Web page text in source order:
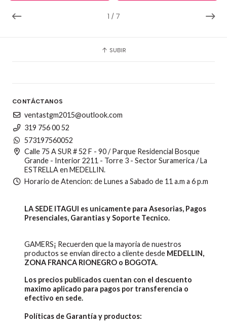
1 / 7
SUBIR
CONTÁCTANOS
ventastgm2015@outlook.com
319 756 00 52
573197560052
Calle 75 A SUR # 52 F - 90 / Parque Residencial Bosque
Grande - Interior 2211 - Torre 3 - Sector Suramerica / La
ESTRELLA en MEDELLIN.
Horario de Atencion: de Lunes a Sabado de 11 a.m a 6 p.m
LA SEDE ITAGUI es unicamente para Asesorias, Pagos
Presenciales, Garantias y Soporte Tecnico.
GAMERS¡ Recuerden que la mayoria de nuestros
productos se envian directo a cliente desde MEDELLIN,
ZONA FRANCA RIONEGRO o BOGOTA.
Los precios publicados cuentan con el descuento
maximo aplicado para pagos por transferencia o
efectivo en sede.
Políticas de Garantía y productos: